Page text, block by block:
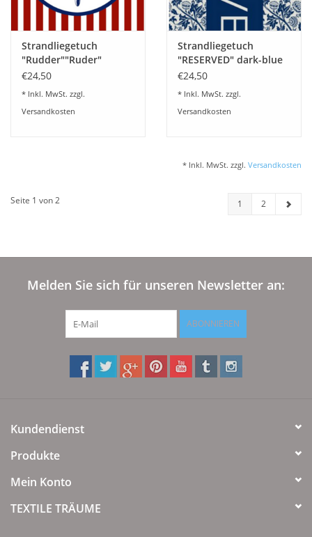
Strandliegetuch
"Rudder""Ruder"
Bordeaux 75x150cm -
€24,50
* Inkl. MwSt. zzgl.
Versandkosten
Strandliegetuch
"RESERVED" dark-blue
75x150cm
€24,50
* Inkl. MwSt. zzgl.
Versandkosten
* Inkl. MwSt. zzgl. Versandkosten
Seite 1 von 2 1 2
Melden Sie sich für unseren Newsletter an:
ABONNIEREN
Kundendienst
Produkte
Mein Konto
TEXTILE TRÄUME